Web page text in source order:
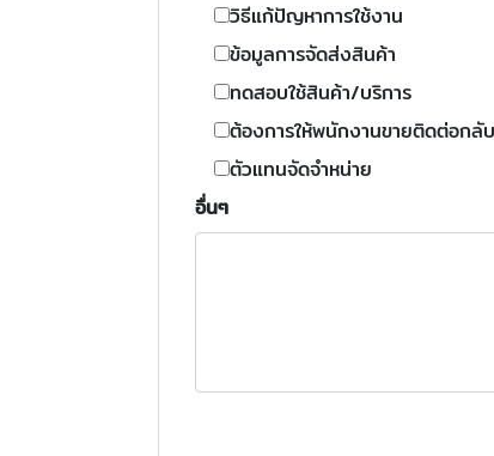
วิธีแก้ปัญหาการใช้งาน
ข้อมูลการจัดส่งสินค้า
ทดสอบใช้สินค้า/บริการ
ต้องการให้พนักงานขายติดต่อกลับ
ตัวแทนจัดจำหน่าย
อื่นๆ